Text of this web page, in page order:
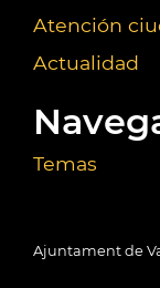
Atención
Actualidad
Temas
Ajuntament de